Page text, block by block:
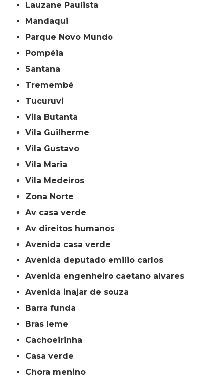
Lauzane Paulista
Mandaqui
Parque Novo Mundo
Pompéia
Santana
Tremembé
Tucuruvi
Vila Butantã
Vila Guilherme
Vila Gustavo
Vila Maria
Vila Medeiros
Zona Norte
av casa verde
av direitos humanos
avenida casa verde
avenida deputado emilio carlos
avenida engenheiro caetano alvares
avenida inajar de souza
barra funda
bras leme
cachoeirinha
casa verde
chora menino